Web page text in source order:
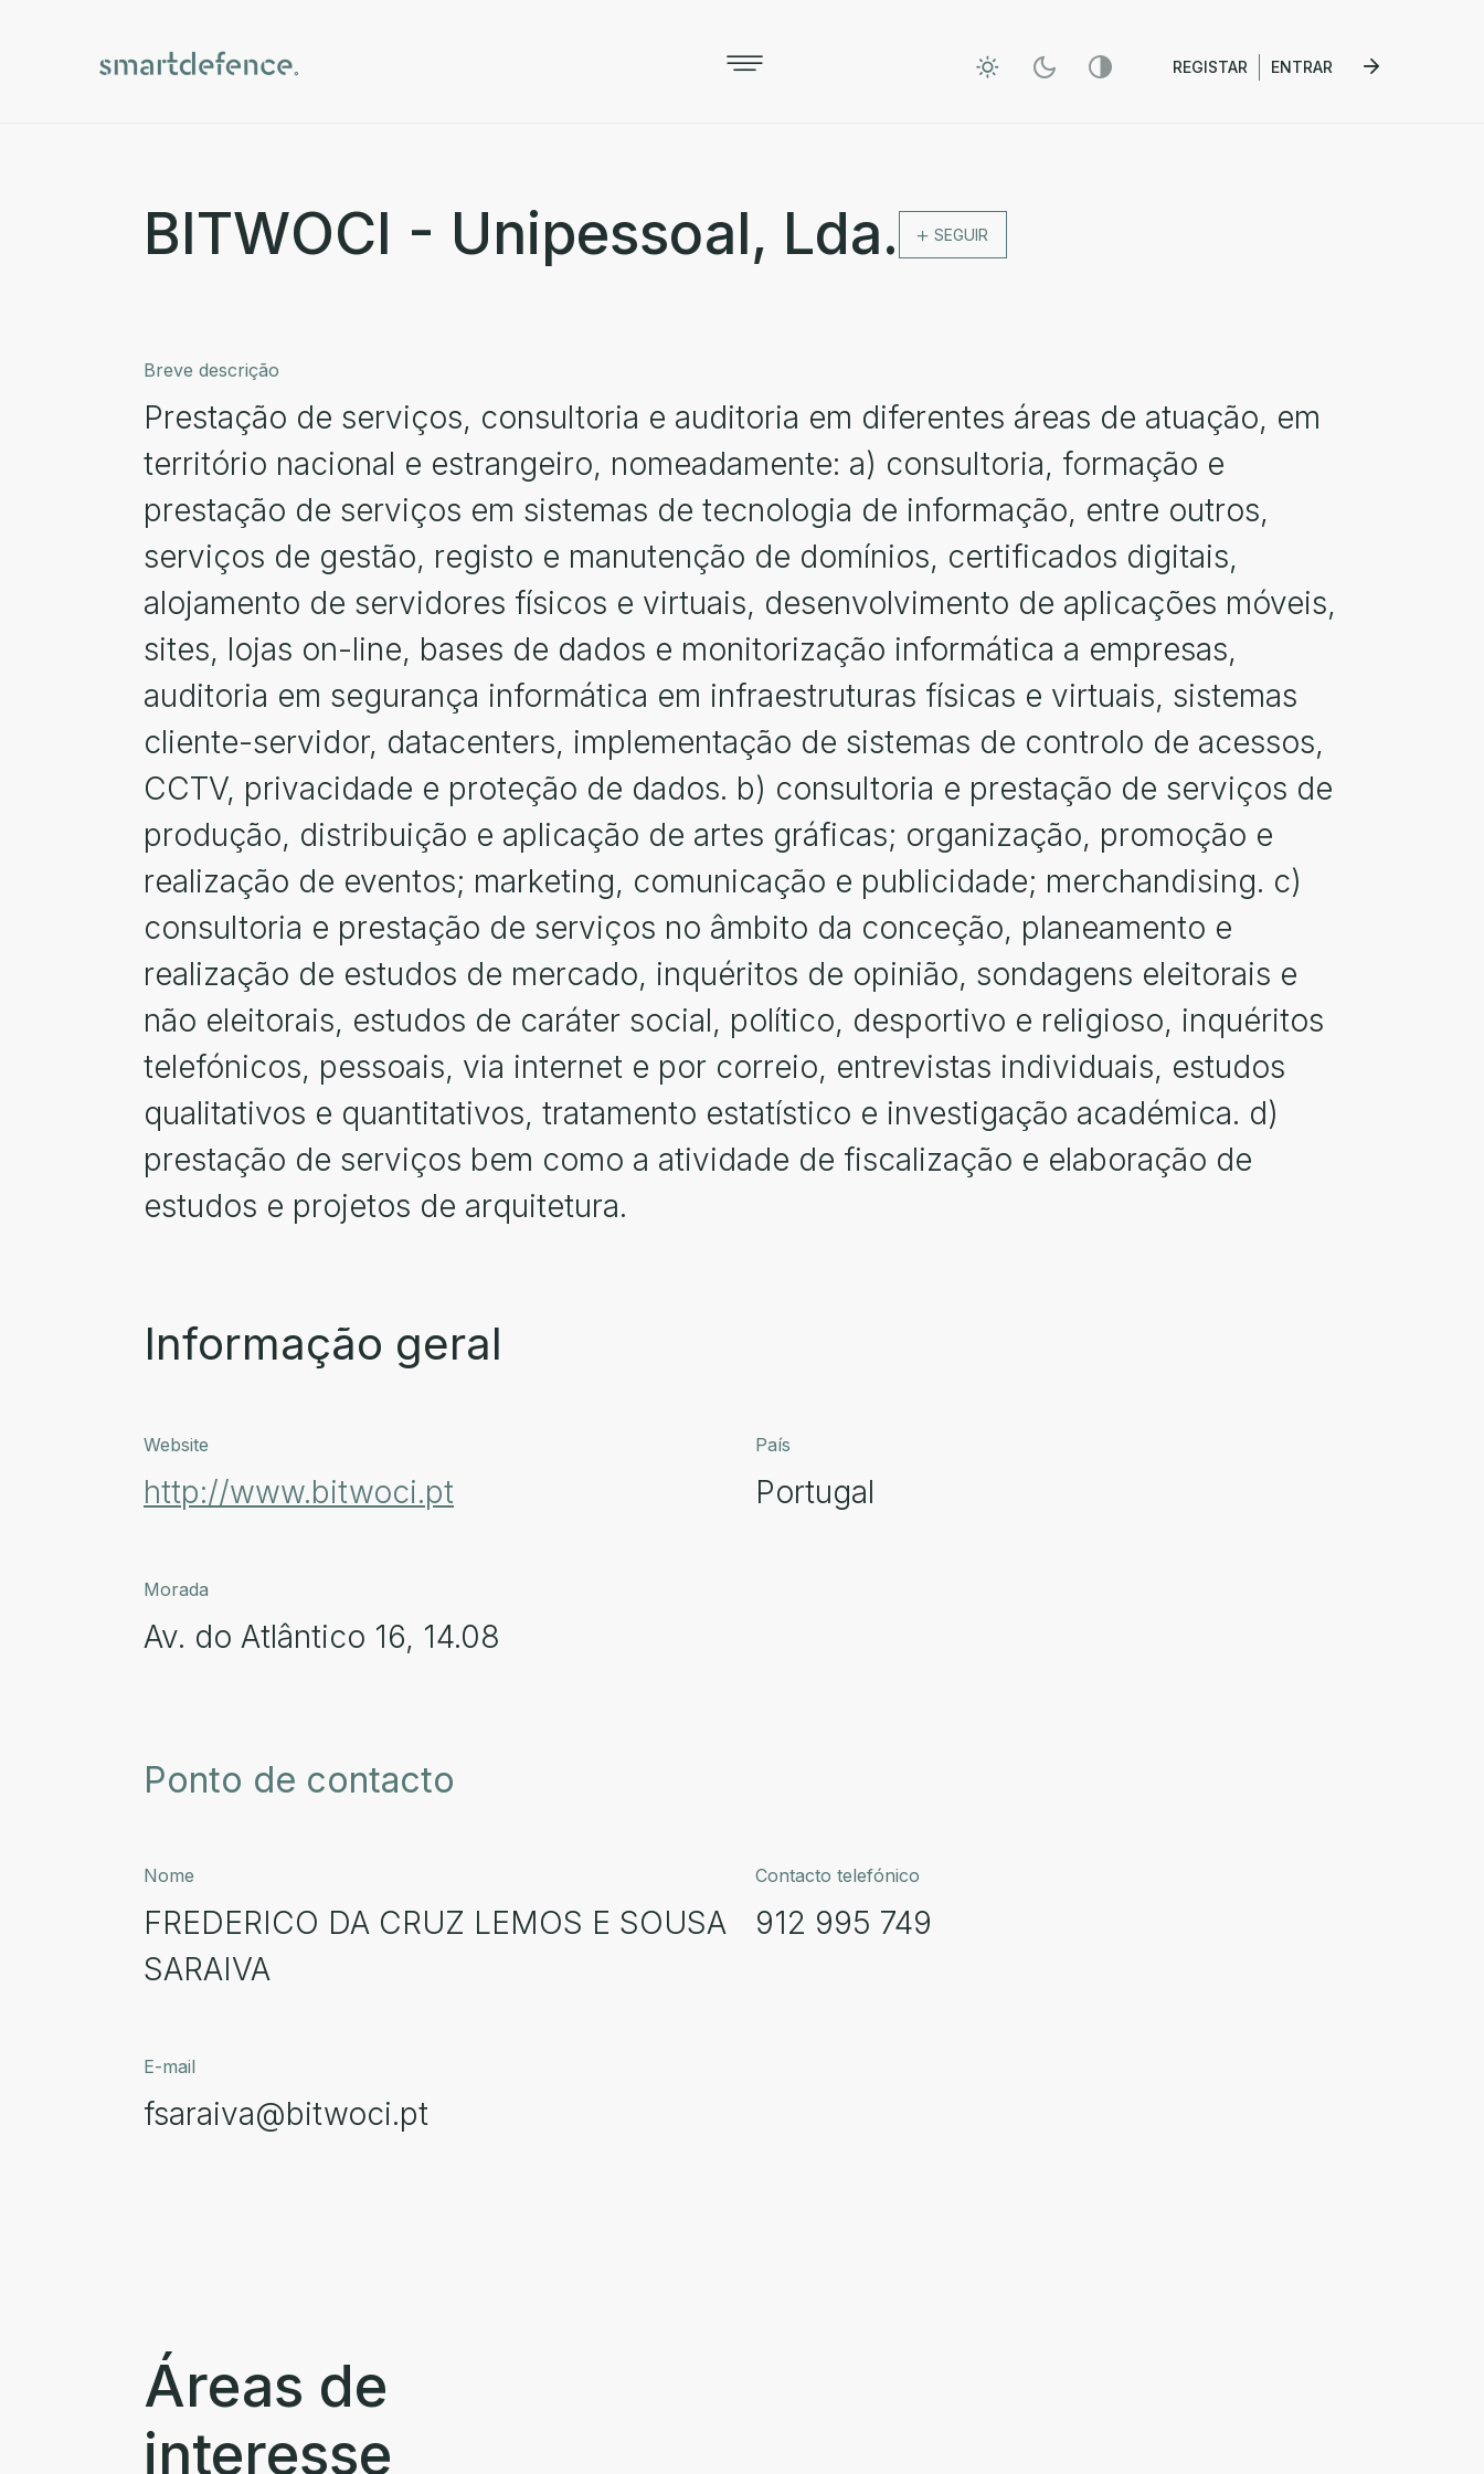
REGISTAR ENTRAR
BITWOCI - Unipessoal, Lda. SEGUIR
Breve descrição
Prestação de serviços, consultoria e auditoria em diferentes áreas de atuação, em
território nacional e estrangeiro, nomeadamente: a) consultoria, formação e
prestação de serviços em sistemas de tecnologia de informação, entre outros,
serviços de gestão, registo e manutenção de domínios, certificados digitais,
alojamento de servidores físicos e virtuais, desenvolvimento de aplicações móveis,
sites, lojas on-line, bases de dados e monitorização informática a empresas,
auditoria em segurança informática em infraestruturas físicas e virtuais, sistemas
cliente-servidor, datacenters, implementação de sistemas de controlo de acessos,
CCTV, privacidade e proteção de dados. b) consultoria e prestação de serviços de
produção, distribuição e aplicação de artes gráficas; organização, promoção e
realização de eventos; marketing, comunicação e publicidade; merchandising. c)
consultoria e prestação de serviços no âmbito da conceção, planeamento e
realização de estudos de mercado, inquéritos de opinião, sondagens eleitorais e
não eleitorais, estudos de caráter social, político, desportivo e religioso, inquéritos
telefónicos, pessoais, via internet e por correio, entrevistas individuais, estudos
qualitativos e quantitativos, tratamento estatístico e investigação académica. d)
prestação de serviços bem como a atividade de fiscalização e elaboração de
estudos e projetos de arquitetura.
Informação geral
Website
http://www.bitwoci.pt
País
Portugal
Morada
Av. do Atlântico 16, 14.08
Ponto de contacto
Nome
FREDERICO DA CRUZ LEMOS E SOUSA
SARAIVA
Contacto telefónico
912 995 749
E-mail
fsaraiva@bitwoci.pt
Áreas de
interesse